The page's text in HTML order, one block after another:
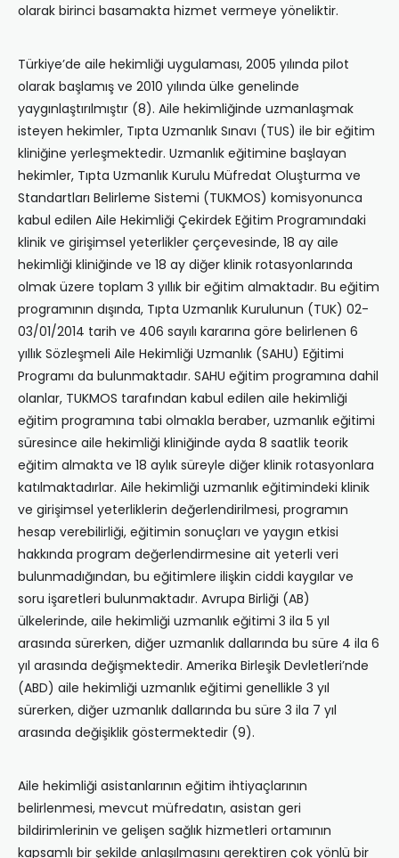
olarak birinci basamakta hizmet vermeye yöneliktir.
Türkiye’de aile hekimliği uygulaması, 2005 yılında pilot
olarak başlamış ve 2010 yılında ülke genelinde
yaygınlaştırılmıştır (8). Aile hekimliğinde uzmanlaşmak
isteyen hekimler, Tıpta Uzmanlık Sınavı (TUS) ile bir eğitim
kliniğine yerleşmektedir. Uzmanlık eğitimine başlayan
hekimler, Tıpta Uzmanlık Kurulu Müfredat Oluşturma ve
Standartları Belirleme Sistemi (TUKMOS) komisyonunca
kabul edilen Aile Hekimliği Çekirdek Eğitim Programındaki
klinik ve girişimsel yeterlikler çerçevesinde, 18 ay aile
hekimliği kliniğinde ve 18 ay diğer klinik rotasyonlarında
olmak üzere toplam 3 yıllık bir eğitim almaktadır. Bu eğitim
programının dışında, Tıpta Uzmanlık Kurulunun (TUK) 02-
03/01/2014 tarih ve 406 sayılı kararına göre belirlenen 6
yıllık Sözleşmeli Aile Hekimliği Uzmanlık (SAHU) Eğitimi
Programı da bulunmaktadır. SAHU eğitim programına dahil
olanlar, TUKMOS tarafından kabul edilen aile hekimliği
eğitim programına tabi olmakla beraber, uzmanlık eğitimi
süresince aile hekimliği kliniğinde ayda 8 saatlik teorik
eğitim almakta ve 18 aylık süreyle diğer klinik rotasyonlara
katılmaktadırlar. Aile hekimliği uzmanlık eğitimindeki klinik
ve girişimsel yeterliklerin değerlendirilmesi, programın
hesap verebilirliği, eğitimin sonuçları ve yaygın etkisi
hakkında program değerlendirmesine ait yeterli veri
bulunmadığından, bu eğitimlere ilişkin ciddi kaygılar ve
soru işaretleri bulunmaktadır. Avrupa Birliği (AB)
ülkelerinde, aile hekimliği uzmanlık eğitimi 3 ila 5 yıl
arasında sürerken, diğer uzmanlık dallarında bu süre 4 ila 6
yıl arasında değişmektedir. Amerika Birleşik Devletleri’nde
(ABD) aile hekimliği uzmanlık eğitimi genellikle 3 yıl
sürerken, diğer uzmanlık dallarında bu süre 3 ila 7 yıl
arasında değişiklik göstermektedir (9).
Aile hekimliği asistanlarının eğitim ihtiyaçlarının
belirlenmesi, mevcut müfredatın, asistan geri
bildirimlerinin ve gelişen sağlık hizmetleri ortamının
kapsamlı bir şekilde anlaşılmasını gerektiren çok yönlü bir